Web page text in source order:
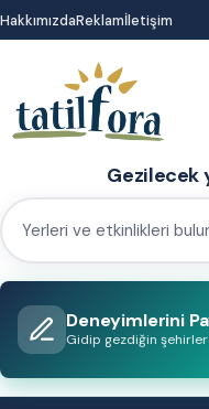
İçeriğe
atla
HakkımızdaReklamİletişim
Gezilecek
Yerleri
etkinlikleri
bulun Deneyimlerini
Gidip gezdiğin